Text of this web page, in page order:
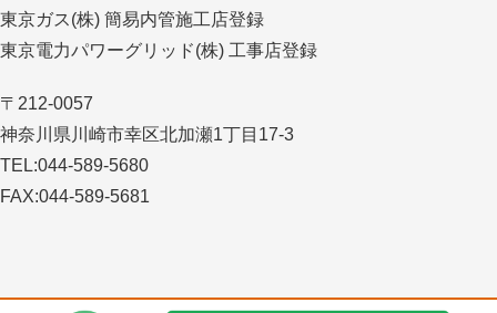
東京ガス(株) 簡易内管施工店登録
東京電力パワーグリッド(株) 工事店登録
〒212-0057
神奈川県川崎市幸区北加瀬1丁目17-3
TEL:044-589-5680
FAX:044-589-5681